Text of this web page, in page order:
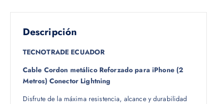
Descripción
TECNOTRADE ECUADOR
Cable Cordon metálico Reforzado para iPhone (2
Metros) Conector Lightning
Disfrute de la máxima resistencia, alcance y durabilidad